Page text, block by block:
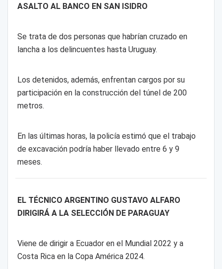
ASALTO AL BANCO EN SAN ISIDRO
Se trata de dos personas que habrían cruzado en
lancha a los delincuentes hasta Uruguay.
Los detenidos, además, enfrentan cargos por su
participación en la construcción del túnel de 200
metros.
En las últimas horas, la policía estimó que el trabajo
de excavación podría haber llevado entre 6 y 9
meses.
EL TÉCNICO ARGENTINO GUSTAVO ALFARO
DIRIGIRÁ A LA SELECCIÓN DE PARAGUAY
Viene de dirigir a Ecuador en el Mundial 2022 y a
Costa Rica en la Copa América 2024.